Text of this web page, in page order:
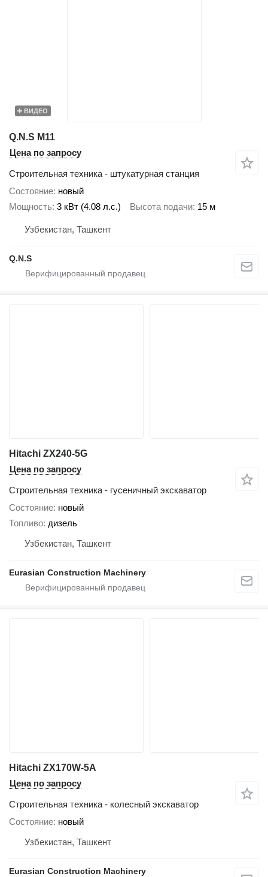
ВИДЕО
Q.N.S М11
Цена по запросу
Строительная техника - штукатурная станция
Состояние новый
Мощность 3 кВт (4.08 л.с.) Высота подачи 15 м
Узбекистан, Ташкент
Q.N.S
Hitachi ZX240-5G
Цена по запросу
Строительная техника - гусеничный экскаватор
Состояние новый
Топливо дизель
Узбекистан, Ташкент
Eurasian Construction Machinery
Hitachi ZX170W-5A
Цена по запросу
Строительная техника - колесный экскаватор
Состояние новый
Узбекистан, Ташкент
Eurasian Construction Machinery